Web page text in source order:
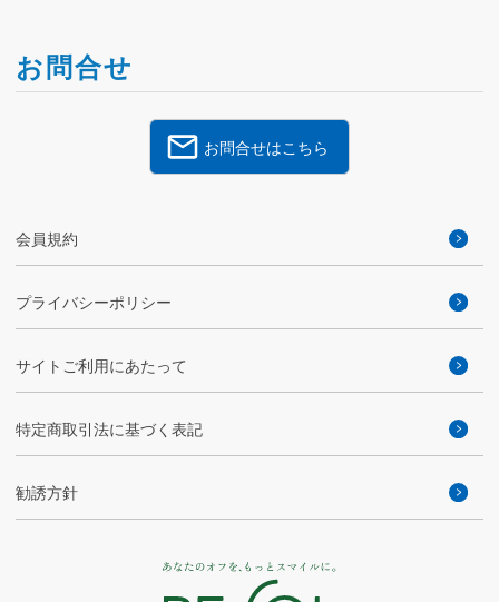
お問合せ
お問合せはこちら
会員規約
プライバシーポリシー
サイトご利用にあたって
特定商取引法に基づく表記
勧誘方針